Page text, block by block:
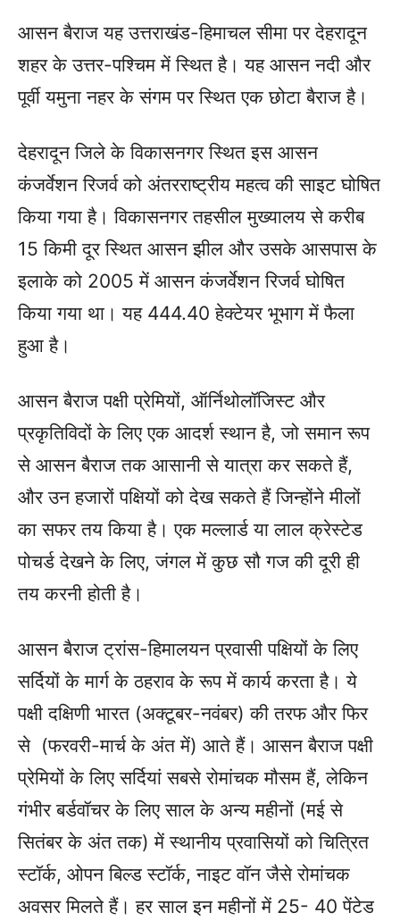
आसन बैराज यह उत्तराखंड-हिमाचल सीमा पर देहरादून
शहर के उत्तर-पश्चिम में स्थित है। यह आसन नदी और
पूर्वी यमुना नहर के संगम पर स्थित एक छोटा बैराज है।
देहरादून जिले के विकासनगर स्थित इस आसन
कंजर्वेशन रिजर्व को अंतरराष्ट्रीय महत्व की साइट घोषित
किया गया है। विकासनगर तहसील मुख्यालय से करीब
15 किमी दूर स्थित आसन झील और उसके आसपास के
इलाके को 2005 में आसन कंजर्वेशन रिजर्व घोषित
किया गया था। यह 444.40 हेक्टेयर भूभाग में फैला
हुआ है।
आसन बैराज पक्षी प्रेमियों, ऑर्निथोलॉजिस्ट और
प्रकृतिविदों के लिए एक आदर्श स्थान है, जो समान रूप
से आसन बैराज तक आसानी से यात्रा कर सकते हैं,
और उन हजारों पक्षियों को देख सकते हैं जिन्होंने मीलों
का सफर तय किया है। एक मल्लार्ड या लाल क्रेस्टेड
पोचर्ड देखने के लिए, जंगल में कुछ सौ गज की दूरी ही
तय करनी होती है।
आसन बैराज ट्रांस-हिमालयन प्रवासी पक्षियों के लिए
सर्दियों के मार्ग के ठहराव के रूप में कार्य करता है। ये
पक्षी दक्षिणी भारत (अक्टूबर-नवंबर) की तरफ और फिर
से (फरवरी-मार्च के अंत में) आते हैं। आसन बैराज पक्षी
प्रेमियों के लिए सर्दियां सबसे रोमांचक मौसम हैं, लेकिन
गंभीर बर्डवॉचर के लिए साल के अन्य महीनों (मई से
सितंबर के अंत तक) में स्थानीय प्रवासियों को चित्रित
स्टॉर्क, ओपन बिल्ड स्टॉर्क, नाइट वॉन जैसे रोमांचक
अवसर मिलते हैं। हर साल इन महीनों में 25- 40 पेंटेड